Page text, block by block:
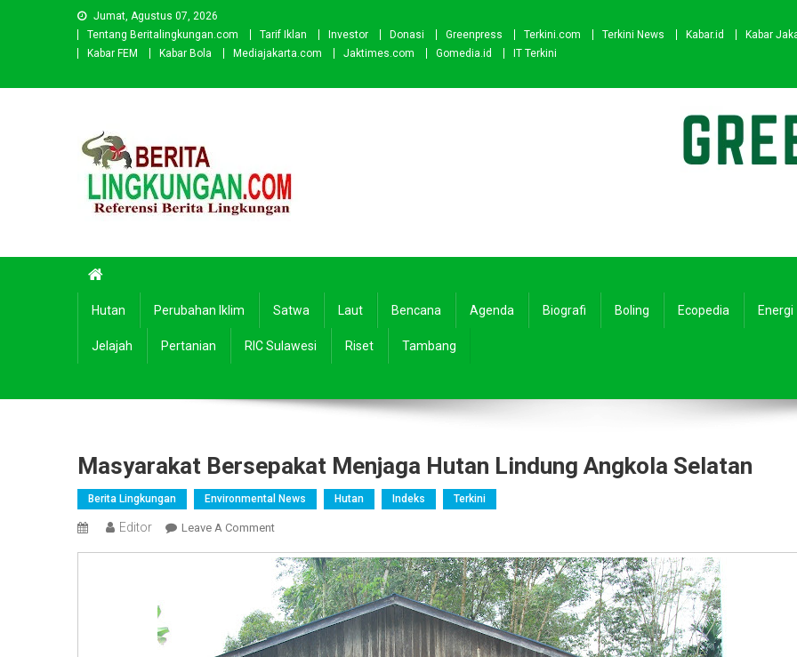
Jumat, Agustus 07, 2026
Tentang Beritalingkungan.com
Tarif Iklan Investor Donasi Greenpress Terkini.com Terkini News Kabar.id
Kabar
Kabar FEM
Kabar Bola Mediajakarta.com Jaktimes.com Gomedia.id IT Terkini
Hutan Perubahan Iklim Satwa Laut Bencana Agenda Biografi Boling Ecopedia Energi
Jelajah Pertanian RIC Sulawesi Riset Tambang
Masyarakat Bersepakat Menjaga Hutan Lindung Angkola Selatan
Berita Lingkungan Environmental News Hutan Indeks Terkini
Editor Leave A CommentOn
Bersepakat
Menjaga
Hutan
Lindung
Angkola